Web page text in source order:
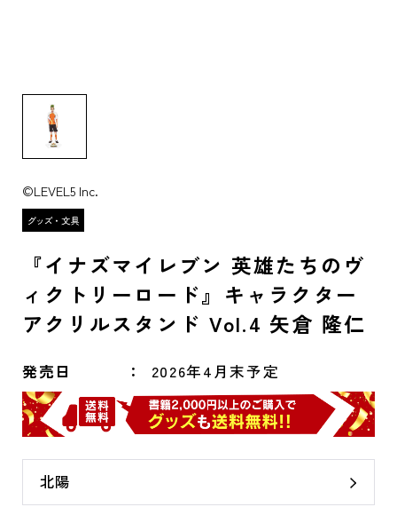
©LEVEL5 Inc.
『イナズマイレブン 英雄たちのヴ
ィクトリーロード』キャラクター
アクリルスタンド Vol.4 矢倉 隆仁
発売日 2026年4月末予定
北陽